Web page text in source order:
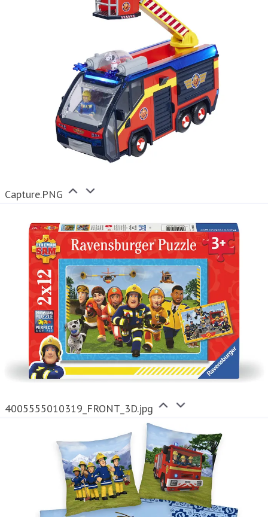
Capture.PNG
4005555010319_FRONT_3D.jpg